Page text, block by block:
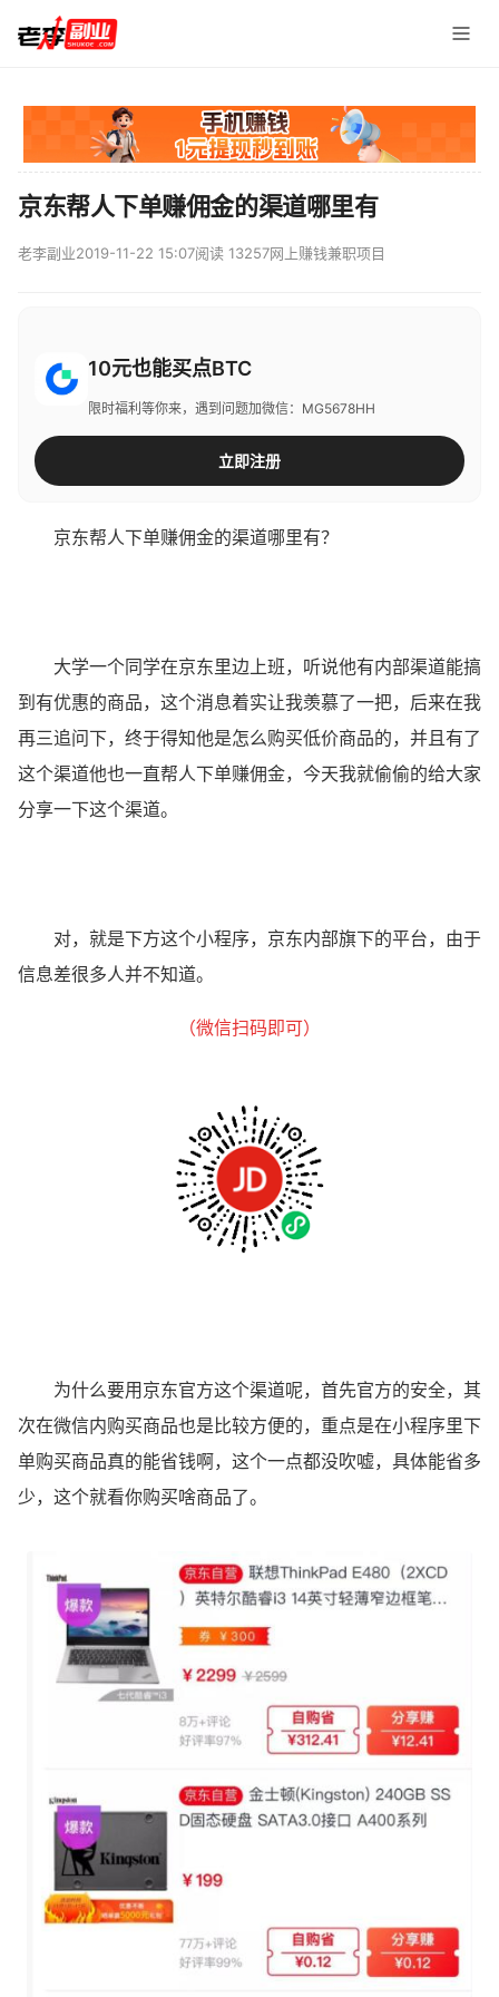
京东帮人下单赚佣金的渠道哪里有
老李副业2019-11-22 15:07阅读 13257网上赚钱兼职项目
10元也能买点BTC
限时福利等你来，遇到问题加微信：MG5678HH
立即注册
京东帮人下单赚佣金的渠道哪里有？
大学一个同学在京东里边上班，听说他有内部渠道能搞
到有优惠的商品，这个消息着实让我羡慕了一把，后来在我
再三追问下，终于得知他是怎么购买低价商品的，并且有了
这个渠道他也一直帮人下单赚佣金，今天我就偷偷的给大家
分享一下这个渠道。
对，就是下方这个小程序，京东内部旗下的平台，由于
信息差很多人并不知道。
（微信扫码即可）
为什么要用京东官方这个渠道呢，首先官方的安全，其
次在微信内购买商品也是比较方便的，重点是在小程序里下
单购买商品真的能省钱啊，这个一点都没吹嘘，具体能省多
少，这个就看你购买啥商品了。